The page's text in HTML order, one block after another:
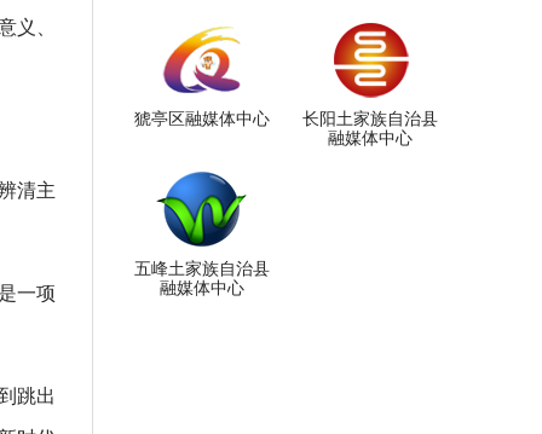
、
清主
一项
跳出
猇亭区融媒体中心
长阳土家族自治县
融媒体中心
五峰土家族自治县
融媒体中心